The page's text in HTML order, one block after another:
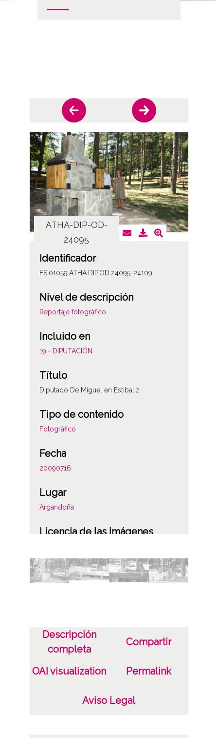
ATHA-DIP-OD-
24095
Identificador
ES.01059.ATHA.DIP.OD.24095-24109
Nivel de descripción
Reportaje fotográfico
Incluido en
19.- DIPUTACIÓN
Título
Diputado De Miguel en Estibaliz
Tipo de contenido
Fotográfico
Fecha
20090716
Lugar
Argandoña
Licencia de las imágenes
Descripción
completa
Compartir
OAI visualization Permalink
Aviso Legal